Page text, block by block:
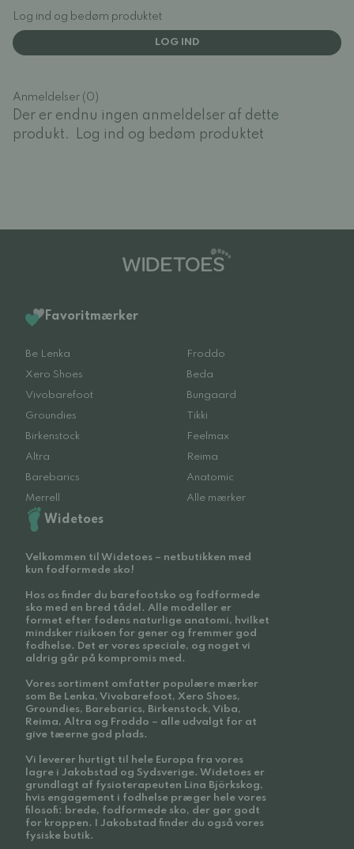
Log ind og bedøm produktet
LOG IND
Anmeldelser (0)
Der er endnu ingen anmeldelser af dette
produkt.
Log ind og bedøm produktet
Favoritmærker
Be Lenka
Froddo
Xero Shoes
Beda
Vivobarefoot
Bungaard
Groundies
Tikki
Birkenstock
Feelmax
Altra
Reima
Barebarics
Anatomic
Merrell
Alle mærker
Widetoes
Velkommen til Widetoes – netbutikken med
kun fodformede sko!
Hos os finder du barefootsko og fodformede
sko med en bred tådel. Alle modeller er
formet efter fodens naturlige anatomi, hvilket
mindsker risikoen for gener og fremmer god
fodhelse. Det er vores speciale, og noget vi
aldrig går på kompromis med.
Vores sortiment omfatter populære mærker
som Be Lenka, Vivobarefoot, Xero Shoes,
Groundies, Barebarics, Birkenstock, Viba,
Reima, Altra og Froddo – alle udvalgt for at
give tæerne god plads.
Vi leverer hurtigt til hele Europa fra vores
lagre i Jakobstad og Sydsverige. Widetoes er
grundlagt af fysioterapeuten Lina Björkskog,
hvis engagement i fodhelse præger hele vores
filosofi: brede, fodformede sko, der gør godt
for kroppen. I Jakobstad finder du også vores
fysiske butik.